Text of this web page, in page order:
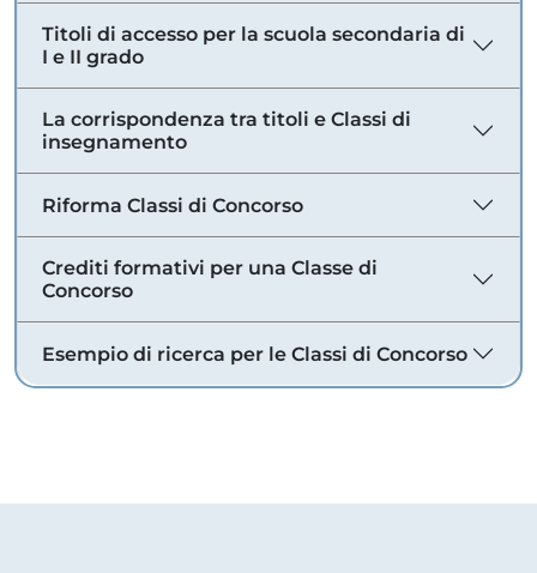
Titoli di accesso per la scuola secondaria di
I e II grado
La corrispondenza tra titoli e Classi di
insegnamento
Riforma Classi di Concorso
Crediti formativi per una Classe di
Concorso
Esempio di ricerca per le Classi di Concorso